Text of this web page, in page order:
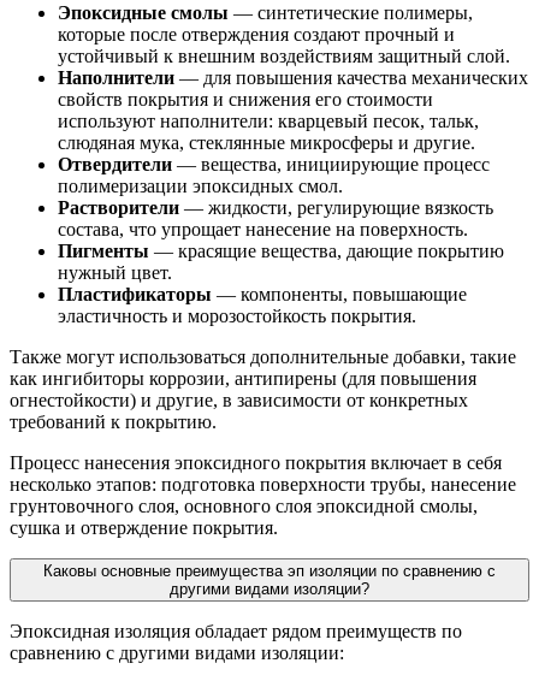
Эпоксидные смолы — синтетические полимеры,
которые после отверждения создают прочный и
устойчивый к внешним воздействиям защитный слой.
Наполнители — для повышения качества механических
свойств покрытия и снижения его стоимости
используют наполнители: кварцевый песок, тальк,
слюдяная мука, стеклянные микросферы и другие.
Отвердители — вещества, инициирующие процесс
полимеризации эпоксидных смол.
Растворители — жидкости, регулирующие вязкость
состава, что упрощает нанесение на поверхность.
Пигменты — красящие вещества, дающие покрытию
нужный цвет.
Пластификаторы — компоненты, повышающие
эластичность и морозостойкость покрытия.
Также могут использоваться дополнительные добавки, такие
как ингибиторы коррозии, антипирены (для повышения
огнестойкости) и другие, в зависимости от конкретных
требований к покрытию.
Процесс нанесения эпоксидного покрытия включает в себя
несколько этапов: подготовка поверхности трубы, нанесение
грунтовочного слоя, основного слоя эпоксидной смолы,
сушка и отверждение покрытия.
Каковы основные преимущества эп изоляции по сравнению с
другими видами изоляции?
Эпоксидная изоляция обладает рядом преимуществ по
сравнению с другими видами изоляции: